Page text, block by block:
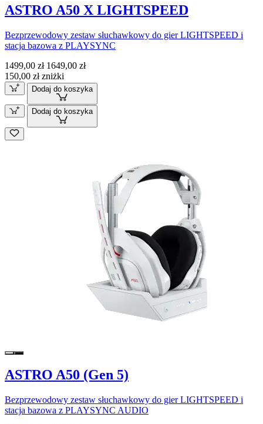
ASTRO A50 X LIGHTSPEED
Bezprzewodowy zestaw słuchawkowy do gier LIGHTSPEED i
stacja bazowa z PLAYSYNC
1499,00 zł 1649,00 zł
150,00 zł zniżki
Dodaj do koszyka
Dodaj do koszyka
ASTRO A50 (Gen 5)
Bezprzewodowy zestaw słuchawkowy do gier LIGHTSPEED i
stacja bazowa z PLAYSYNC AUDIO